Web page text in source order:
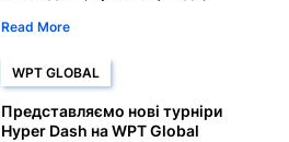
Read More
WPT GLOBAL
Представляємо нові турніри
Hyper Dash на WPT Global